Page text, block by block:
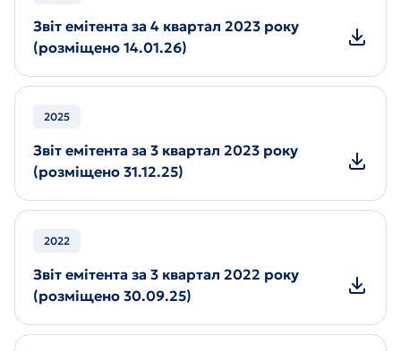
Звіт емітента за 4 квартал 2023 року
(розміщено 14.01.26)
2025
Звіт емітента за 3 квартал 2023 року
(розміщено 31.12.25)
2022
Звіт емітента за 3 квартал 2022 року
(розміщено 30.09.25)